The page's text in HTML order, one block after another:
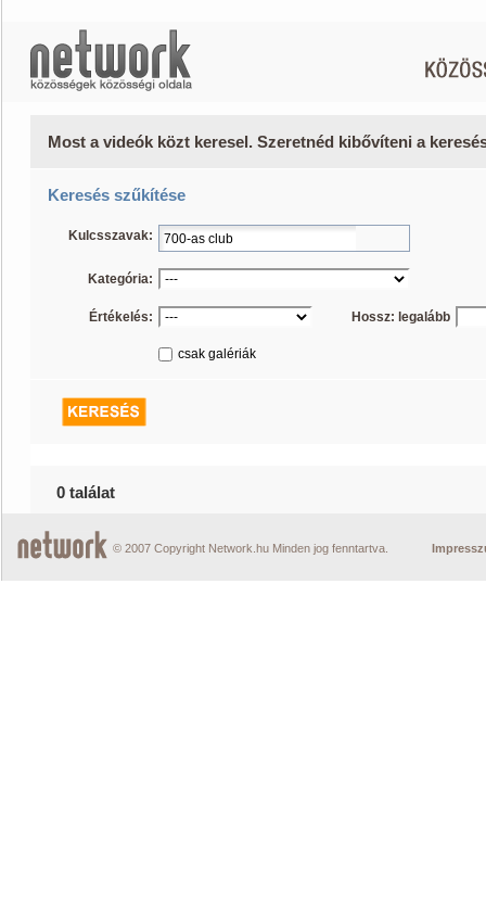
Most a videók közt keresel. Szeretnéd kibővíteni a
Keresés szűkítése
Kulcsszavak:
Kategória:
Értékelés: Hossz: legalább
csak galériák
0 találat
© 2007 Copyright Network.hu Minden jog fenntartva.